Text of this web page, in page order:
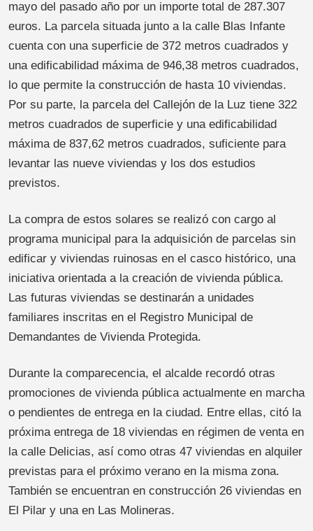
mayo del pasado año por un importe total de 287.307
euros. La parcela situada junto a la calle Blas Infante
cuenta con una superficie de 372 metros cuadrados y
una edificabilidad máxima de 946,38 metros cuadrados,
lo que permite la construcción de hasta 10 viviendas.
Por su parte, la parcela del Callejón de la Luz tiene 322
metros cuadrados de superficie y una edificabilidad
máxima de 837,62 metros cuadrados, suficiente para
levantar las nueve viviendas y los dos estudios
previstos.
La compra de estos solares se realizó con cargo al
programa municipal para la adquisición de parcelas sin
edificar y viviendas ruinosas en el casco histórico, una
iniciativa orientada a la creación de vivienda pública.
Las futuras viviendas se destinarán a unidades
familiares inscritas en el Registro Municipal de
Demandantes de Vivienda Protegida.
Durante la comparecencia, el alcalde recordó otras
promociones de vivienda pública actualmente en marcha
o pendientes de entrega en la ciudad. Entre ellas, citó la
próxima entrega de 18 viviendas en régimen de venta en
la calle Delicias, así como otras 47 viviendas en alquiler
previstas para el próximo verano en la misma zona.
También se encuentran en construcción 26 viviendas en
El Pilar y una en Las Molineras.